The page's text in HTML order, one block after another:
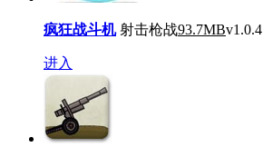
疯狂战斗机 射击枪战93.7MBv1.0.4
进入